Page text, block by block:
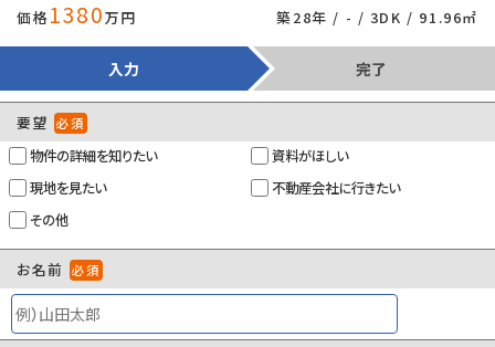
バルコニー/出窓/プロパンガス/公営水道/個
コンロ/コンロ２口以上/冷蔵庫あり/システム
キッチン/コンロ３口/バス・トイレ別/追焚機能
備考
新着情報：～自然を眺める家具付き別荘 三浦市栄町 戸建～ の
空室情報ならコチラ。午後まで明るい南西向きの物件で明るい生活
をおくりましょう。中古の戸建て物件は便利な価格が魅力の1つで
す。動線を意識したデザインのシステムキッチン付きで作業能率が上
がります。素敵な一戸建ては、暮らしをより豊かにしてくれるでしょ
う。三浦市の京急久里浜線三崎口付近に強い当社でなら、きっと素
価格1380万円 築28年 / - / 3DK / 91.96㎡
入力 完了
要望 必須
物件の詳細を知りたい
資料がほしい
現地を見たい
不動産会社に行きたい
その他
お名前 必須